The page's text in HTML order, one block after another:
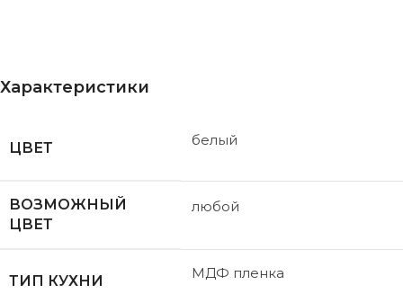
Характеристики
ЦВЕТ белый
ВОЗМОЖНЫЙ
ЦВЕТ
любой
ТИП КУХНИ МДФ пленка